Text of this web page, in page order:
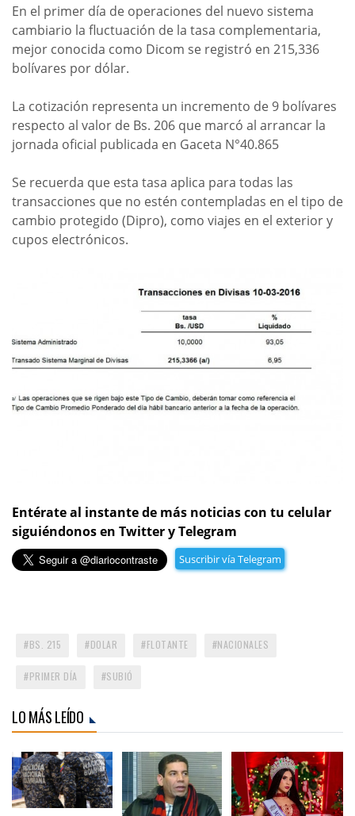
En el primer día de operaciones del nuevo sistema
cambiario la fluctuación de la tasa complementaria,
mejor conocida como Dicom se registró en 215,336
bolívares por dólar.
La cotización representa un incremento de 9 bolívares
respecto al valor de Bs. 206 que marcó al arrancar la
jornada oficial publicada en Gaceta N°40.865
Se recuerda que esta tasa aplica para todas las
transacciones que no estén contempladas en el tipo de
cambio protegido (Dipro), como viajes en el exterior y
cupos electrónicos.
Entérate al instante de más noticias con tu celular
siguiéndonos en Twitter y Telegram
Suscribir vía Telegram
BS. 215 DOLAR FLOTANTE NACIONALES
PRIMER DÍA SUBIÓ
LO MÁS LEÍDO